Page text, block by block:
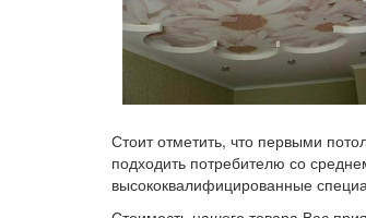
Стоит отметить, что первыми
подходить потребителю со
высококвалифицированные